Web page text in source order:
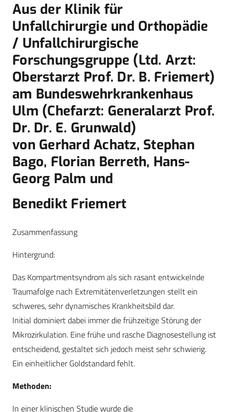
Aus der Klinik für
Unfallchirurgie und Orthopädie
/ Unfallchirurgische
Forschungsgruppe (Ltd. Arzt:
Oberstarzt Prof. Dr. B. Friemert)
am Bundeswehrkrankenhaus
Ulm (Chefarzt: Generalarzt Prof.
Dr. Dr. E. Grunwald)
von Gerhard Achatz, Stephan
Bago, Florian Berreth, Hans-
Georg Palm und
Benedikt Friemert
Zusammenfassung
Hintergrund:
Das Kompartmentsyndrom als sich rasant entwickelnde
Traumafolge nach Extremitätenverletzungen stellt ein
schweres, sehr dynamisches Krankheitsbild dar.
Initial dominiert dabei immer die frühzeitige Störung der
Mikrozirkulation. Eine frühe und rasche Diagnosestellung ist
entscheidend, gestaltet sich jedoch meist sehr schwierig.
Ein einheitlicher Goldstandard fehlt.
Methoden:
In einer klinischen Studie wurde die